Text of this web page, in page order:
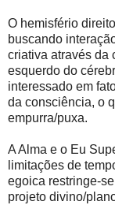
O hemisfério
buscando
criativa através da
esquerdo do
interessado em
da consciência, o
empurra/puxa.
A Alma e o Eu
limitações de
egoica restringe-
projeto divino/